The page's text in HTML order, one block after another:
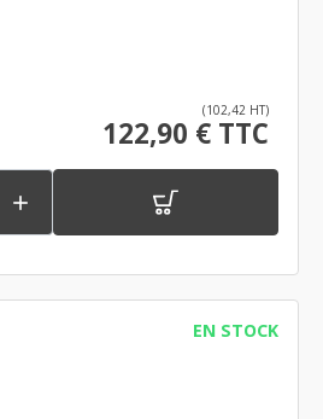
(102,42 HT)
122,90 € TTC

EN STOCK